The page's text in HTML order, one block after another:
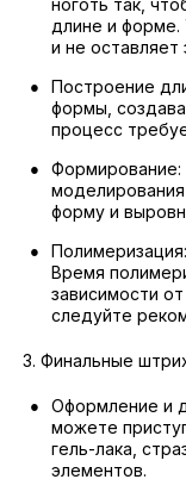
ноготь так,
длине и форме.
и не оставляет
Построение
формы,
процесс
Формирование:
форму и
Время
зависимости
следуйте
3. Финальные
Оформление и
можете
гель-лака,
элементов.